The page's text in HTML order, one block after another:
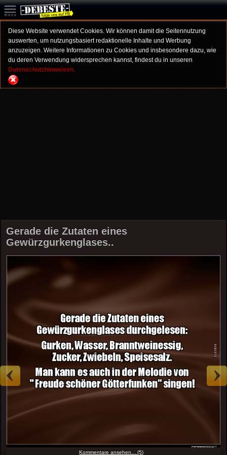
Diese Website verwendet Cookies. Wir können damit die Seitennutzung
auswerten, um nutzungsbasiert redaktionelle Inhalte und Werbung
anzuzeigen. Weitere Informationen zu Cookies und insbesondere dazu, wie
du deren Verwendung widersprechen kannst, findest du in unseren
Datenschutzhinweisen.
Gerade die Zutaten eines
Gewürzgurkenglases..
Kommentare ansehen... (5)